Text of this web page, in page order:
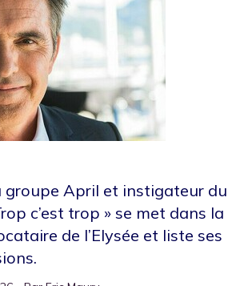
groupe April et instigateur du
c’est trop » se met dans la
de l’Elysée et liste ses